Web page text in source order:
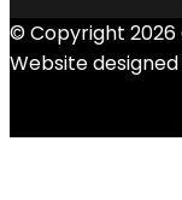
© Copyright 2026
Website